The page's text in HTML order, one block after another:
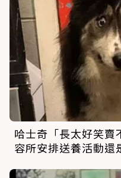
哈士奇「長太好笑賣
容所安排送養活動還